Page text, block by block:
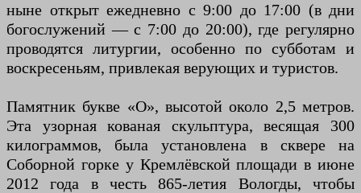
ныне открыт ежедневно с 9:00 до 17:00 (в дни
богослужений — с 7:00 до 20:00), где регулярно
проводятся литургии, особенно по субботам и
воскресеньям, привлекая верующих и туристов.
Памятник букве «О», высотой около 2,5 метров.
Эта узорная кованая скульптура, весящая 300
килограммов, была установлена в сквере на
Соборной горке у Кремлёвской площади в июне
2012 года в честь 865-летия Вологды, чтобы